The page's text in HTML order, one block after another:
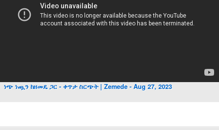
ነጭ ነጯን ከዘመዴ ጋር - ቀጥታ ስርጭት | Zemede - Aug 27, 2023